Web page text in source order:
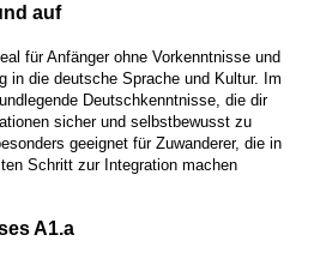
auf
für Anfänger ohne Vorkenntnisse und
in die deutsche Sprache und Kultur. Im
Deutschkenntnisse, die dir
sicher und selbstbewusst zu
geeignet für Zuwanderer, die in
Schritt zur Integration machen
A1.a